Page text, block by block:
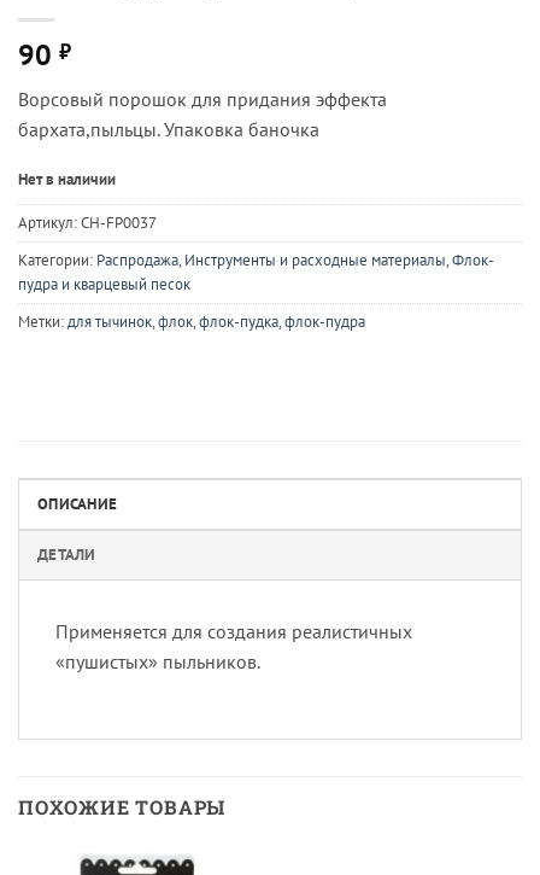
90 ₽
Ворсовый порошок для придания эффекта
бархата,пыльцы. Упаковка баночка
Нет в наличии
Артикул:CH-FP0037
Категории: Распродажа,Инструменты и расходные материалы,Флок-
пудра и кварцевый песок
Метки:для тычинок,флок,флок-пудка,флок-пудра
ОПИСАНИЕ
ДЕТАЛИ
Применяется для создания реалистичных
«пушистых» пыльников.
ПОХОЖИЕ ТОВАРЫ